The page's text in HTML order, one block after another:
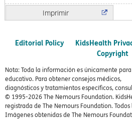
Imprimir
Editorial Policy
KidsHealth
Copyright
Nota: Toda la información es únicamente
educativo. Para obtener consejos médicos,
diagnósticos y tratamientos específicos,
© 1995-2026 The Nemours Foundation.
registrada de The Nemours Foundation.
Imágenes obtenidas de The Nemours